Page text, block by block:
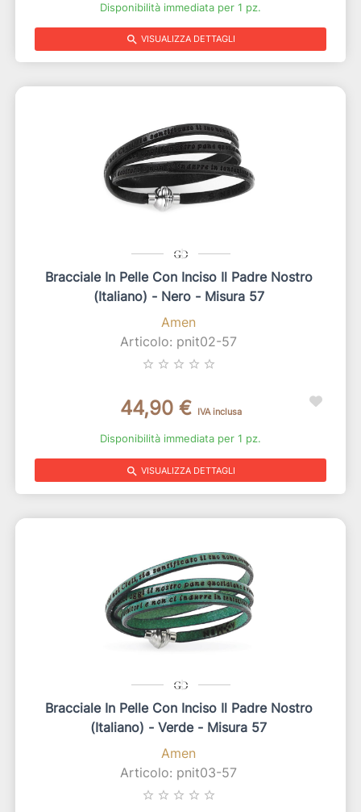
Disponibilità immediata per 1 pz.
search VISUALIZZA DETTAGLI
Bracciale In Pelle Con Inciso Il Padre Nostro
(italiano) - Nero - Misura 57
Amen
Articolo: pnit02-57
star_border star_border star_border star_border star_border
44,90 € IVA inclusa
Disponibilità immediata per 1 pz.
search VISUALIZZA DETTAGLI
Bracciale In Pelle Con Inciso Il Padre Nostro
(italiano) - Verde - Misura 57
Amen
Articolo: pnit03-57
star_border star_border star_border star_border star_border